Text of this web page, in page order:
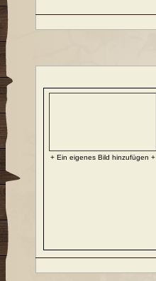
+ Ein eigenes Bild hinzufügen +